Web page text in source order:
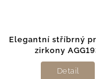
Elegantní stříbrný
zirkony
Detail